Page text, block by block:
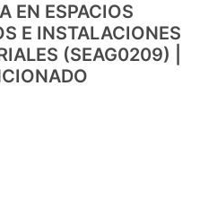
EN ESPACIOS
E INSTALACIONES
(SEAG0209) |